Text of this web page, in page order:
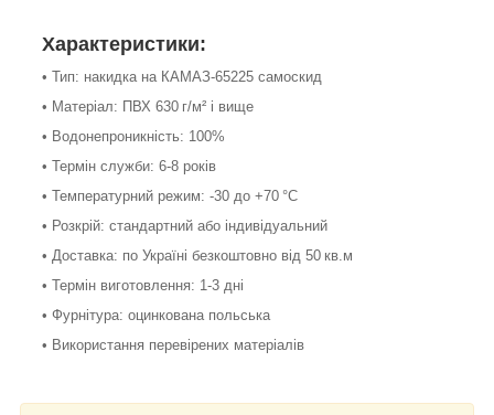
Характеристики:
• Тип: накидка на КАМАЗ-65225 самоскид
• Матеріал: ПВХ 630 г/м² і вище
• Водонепроникність: 100%
• Термін служби: 6-8 років
• Температурний режим: -30 до +70 °С
• Розкрій: стандартний або індивідуальний
• Доставка: по Україні безкоштовно від 50 кв.м
• Термін виготовлення: 1-3 дні
• Фурнітура: оцинкована польська
• Використання перевірених матеріалів